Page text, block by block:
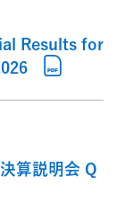
Results for
算説明会 Q